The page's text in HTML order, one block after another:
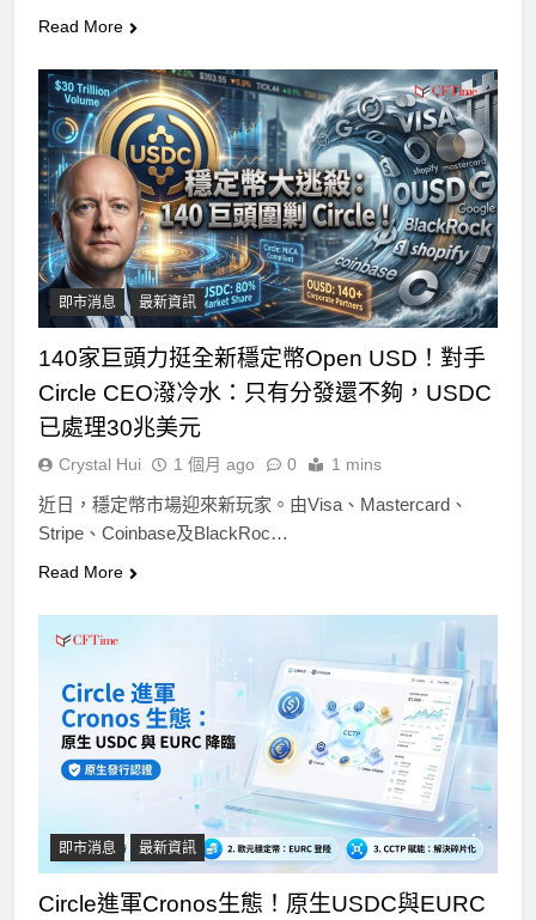
Read More
即市消息 最新資訊
140家巨頭力挺全新穩定幣Open USD！對手
Circle CEO潑冷水：只有分發還不夠，USDC
已處理30兆美元
Crystal Hui 1 個月 ago 0 1 mins
近日，穩定幣市場迎來新玩家。由Visa、Mastercard、
Stripe、Coinbase及BlackRoc…
Read More
即市消息 最新資訊
Circle進軍Cronos生態！原生USDC與EURC